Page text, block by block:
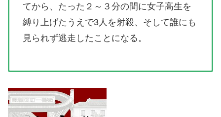
てから、たった２～３分の間に女子高生を
縛り上げたうえで3人を射殺、そして誰にも
見られず逃走したことになる。